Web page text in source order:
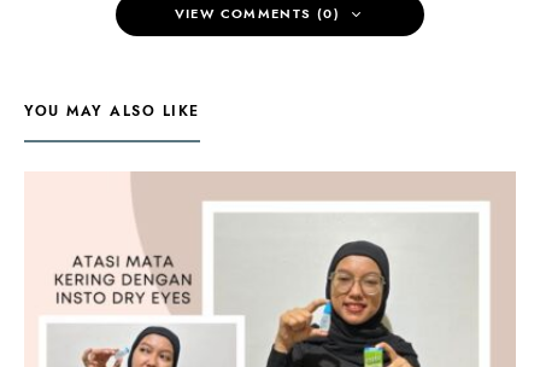
VIEW COMMENTS (0)
YOU MAY ALSO LIKE